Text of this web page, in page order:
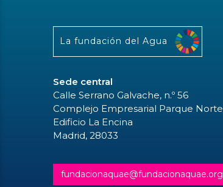
La fundación del Agua
Sede central
Calle Serrano Galvache, n.º 56
Complejo Empresarial Parque Norte
Edificio La Encina
Madrid, 28033
fundacionaquae@fundacionaquae.org